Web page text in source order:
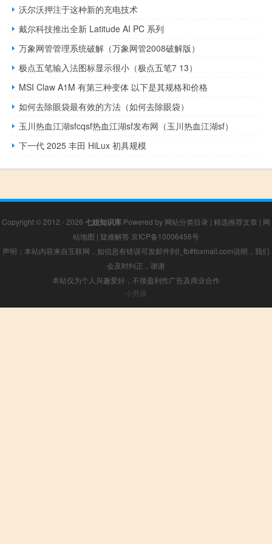
沃尔沃押注于这种新的充电技术
戴尔科技推出全新 Latitude AI PC 系列
万象网管管理系统破解（万象网管2008破解版）
极点五笔输入法图标显示很小（极点五笔7 13）
MSI Claw A1M 有第三种变体 以下是其规格和价格
如何去除眼袋最有效的方法（如何去除眼袋）
玉川热血江湖sfcqsf热血江湖sf发布网（玉川热血江湖sf）
下一代 2025 丰田 HiLux 初具规模
Copyright © 2012 - 2026 七姐知识库 Powered by 网站分类目录 | 精选推荐文章 | 网
站地图 | 疑难解答 京ICP备10006456号
声明：本站内容来自互联网，如信息有错误可发邮件到f_fb#foxmail.com说明，我们
会及时纠正，谢谢
本站仅为个人兴趣爱好，不接盈利性广告及商业合作
小男孩